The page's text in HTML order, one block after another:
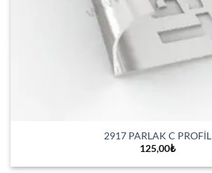
2917 PARLAK C PROFİL
125,00₺